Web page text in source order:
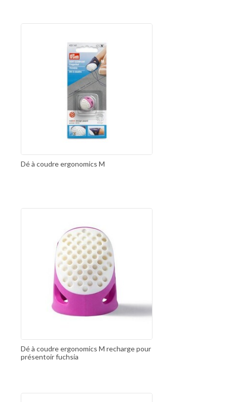
Dé à coudre ergonomics M
Dé à coudre ergonomics M recharge pour
présentoir fuchsia